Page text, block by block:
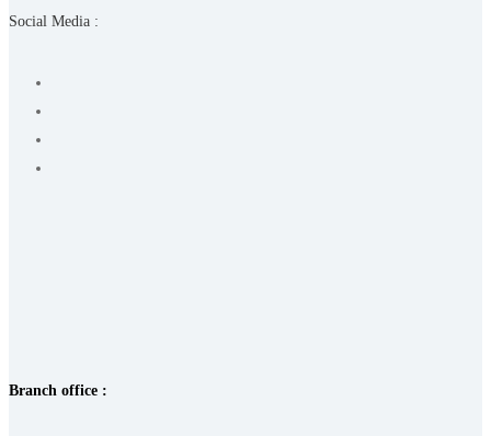
Social Media :
Branch office :